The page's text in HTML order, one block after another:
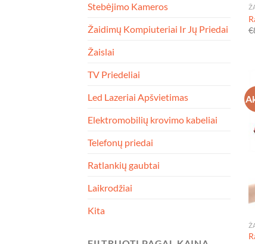
Stebėjimo Kameros
Žaidimų Kompiuteriai Ir Jų Priedai
Žaislai
TV Priedeliai
Led Lazeriai Apšvietimas
Elektromobilių krovimo kabeliai
Telefonų priedai
Ratlankių gaubtai
Laikrodžiai
Kita
€